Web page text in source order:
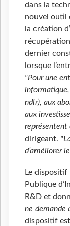
dans la
nouvel outil
la création
dernier
lorsque
"Pour une
ndlr), aux
aux
représentent
dirigeant.
d’améliorer
Le dispositif
Publique
R&D et
ne demande
dispositif